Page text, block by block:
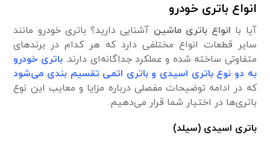
انواع باتری خودرو
آیا با انواع باتری‌ ماشین آشنایی دارید؟ باتری خودرو مانند
سایر قطعات انواع مختلفی دارد که هر کدام در برندهای
متفاوتی ساخته شده و عملکرد جداگانه‌ای دارند.باتری خودرو
به دو نوع باتری اسیدی و باتری اتمی تقسیم بندی می‌شود
که در ادامه توضیحات مفصلی درباره مزایا و معایب این نوع
باتری‌ها در اختیار شما قرار می‌دهیم.
باتری اسیدی (سیلد)